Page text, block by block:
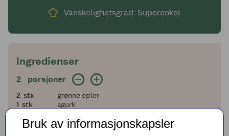
Vanskelighetsgrad: Superenkel
Ingredienser
2 porsjoner
2 porsjoner
2
2 stk
grønne epler
11 stk
agurk
dl
frisk spinat
Bruk av informasjonskapsler